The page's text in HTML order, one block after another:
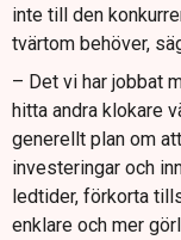
inte till den
tvärtom behöver,
– Det vi har jobbat
hitta andra klokare
generellt plan om
investeringar och
ledtider, förkorta
enklare och mer